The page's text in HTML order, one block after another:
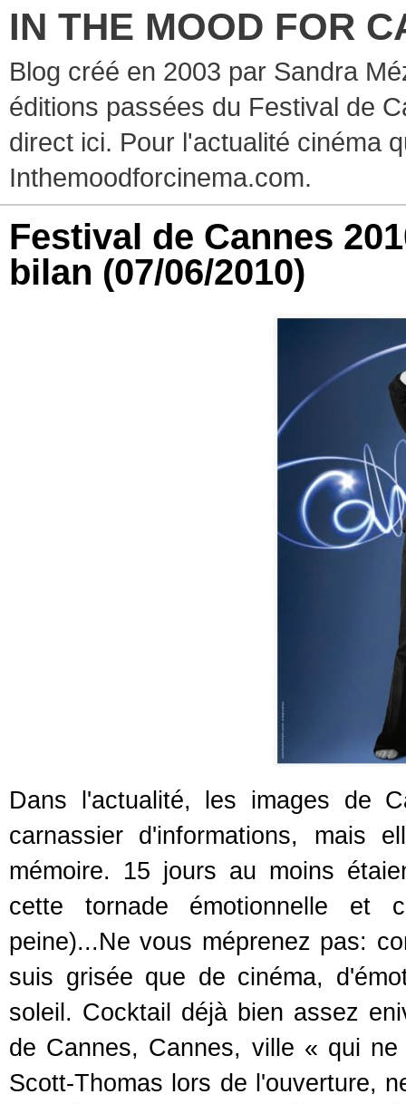
IN THE MOOD FOR
Blog créé en 2003 par Sandra
éditions passées du Festival de
direct ici. Pour l'actualité cinéma
Inthemoodforcinema.com.
Festival de Cannes
bilan (07/06/2010)
Dans l'actualité, les images de
carnassier d'informations, mais
mémoire. 15 jours au moins
cette tornade émotionnelle et
peine)...Ne vous méprenez pas:
suis grisée que de cinéma,
soleil. Cocktail déjà bien assez
de Cannes, Cannes, ville « qui
Scott-Thomas lors de l'ouverture,